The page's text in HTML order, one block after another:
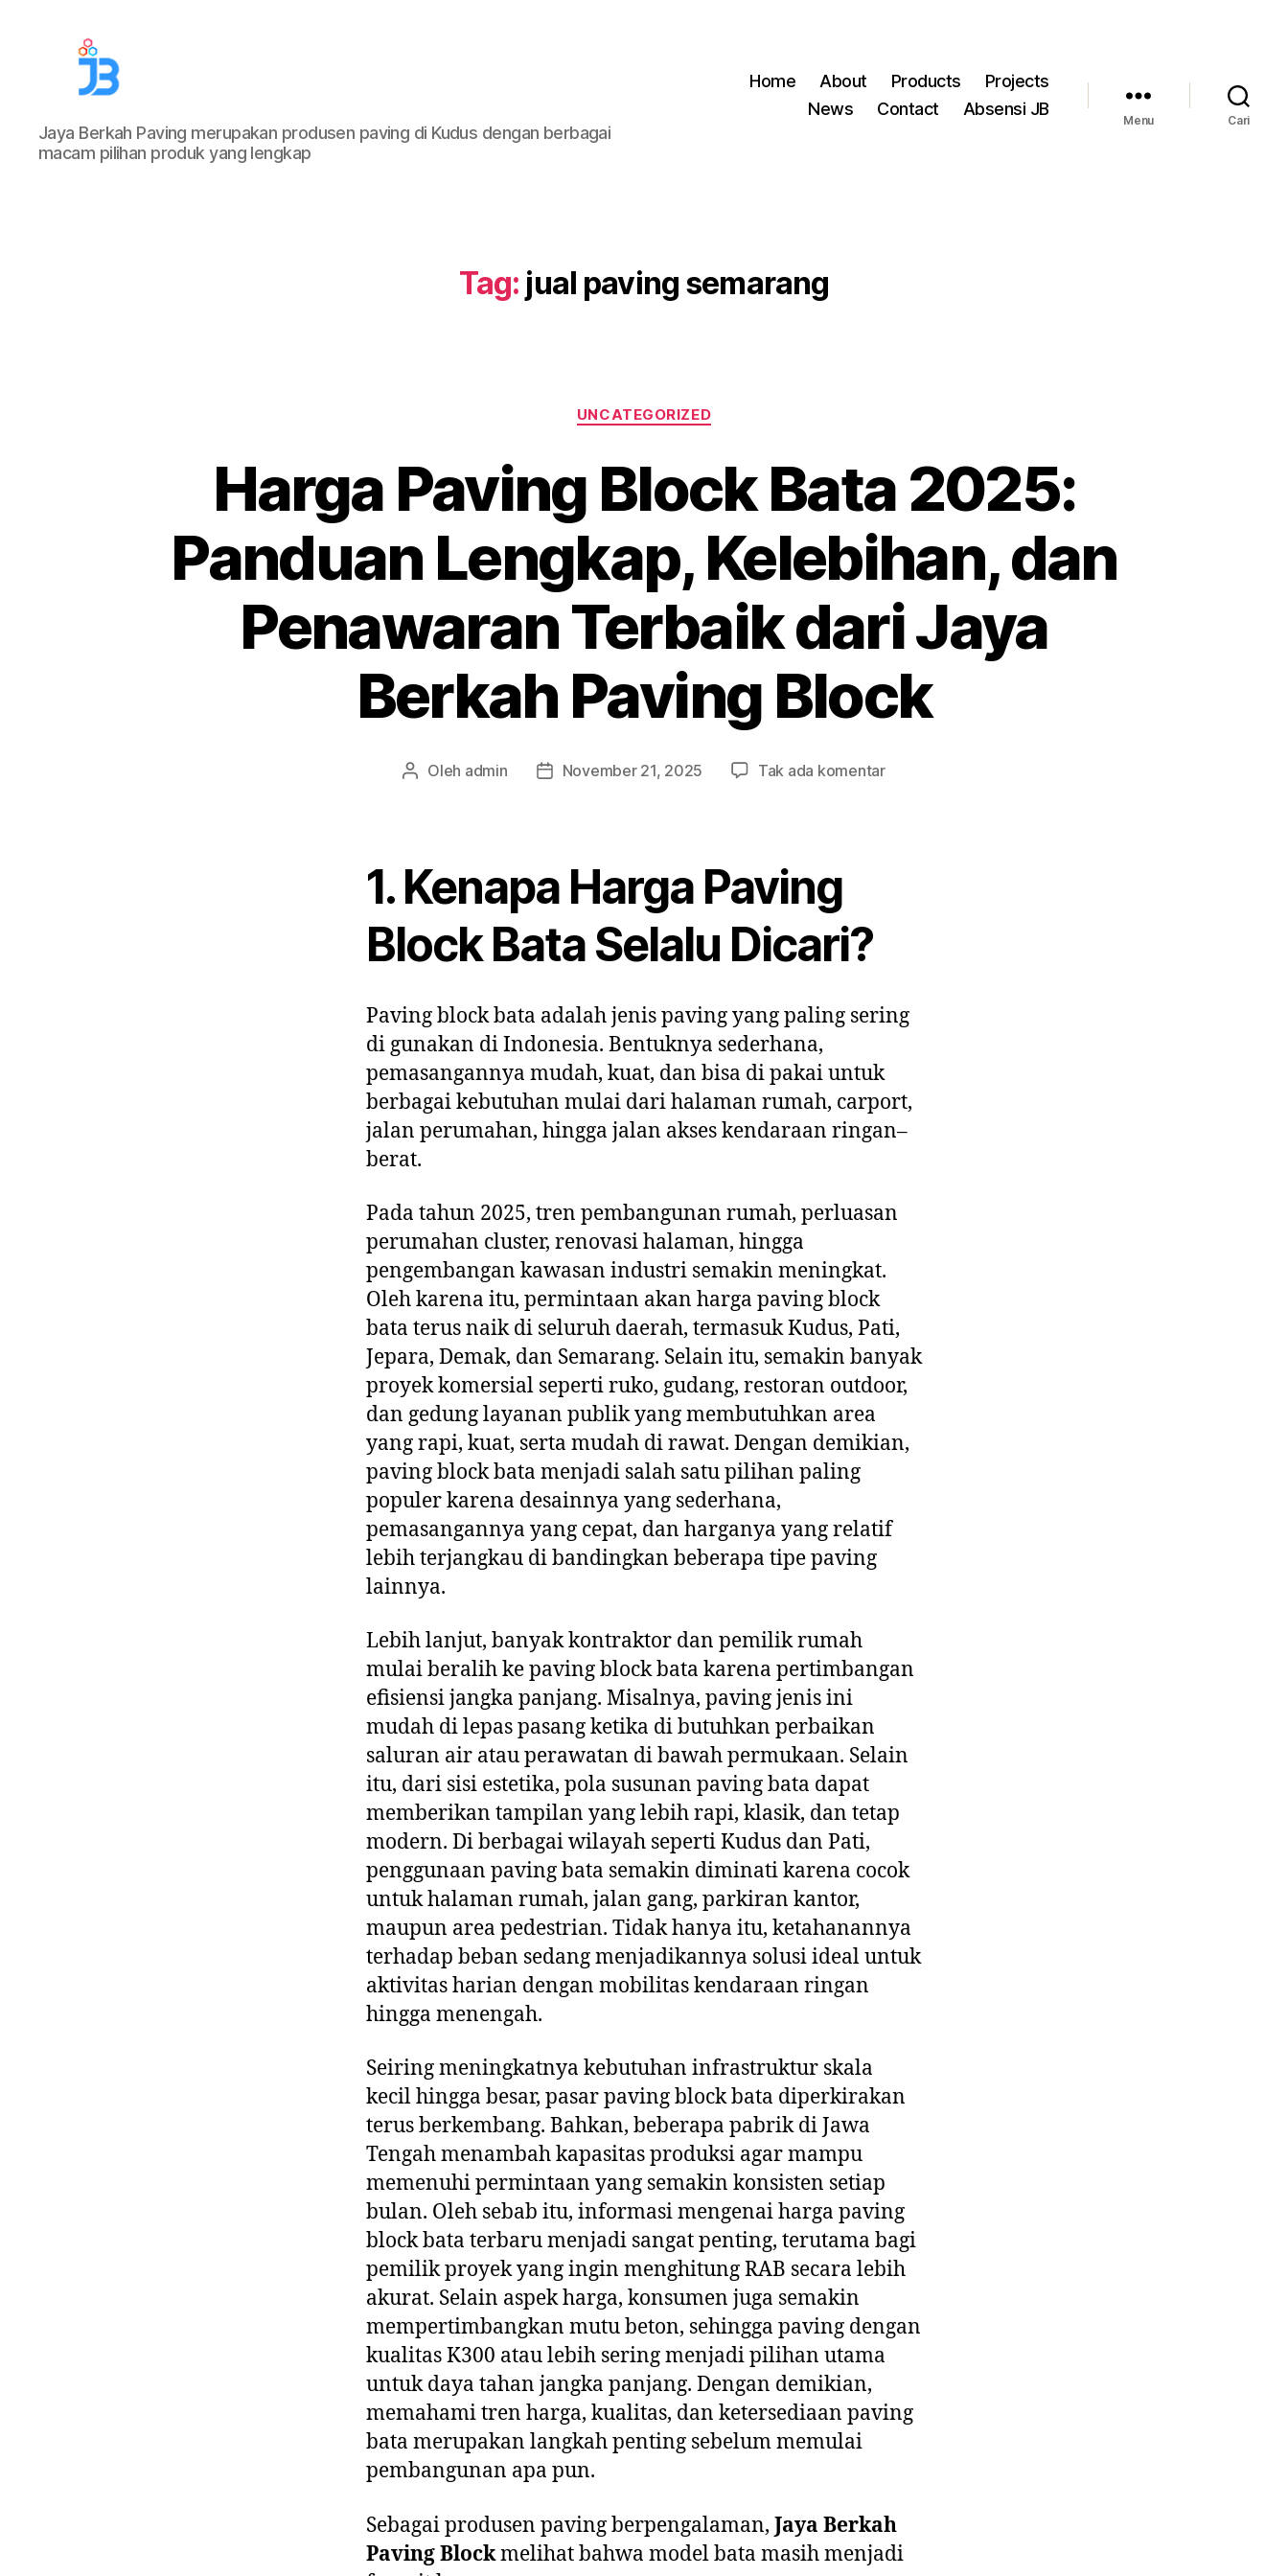
Jaya
Berkah
Paving
Jaya Berkah Paving merupakan produsen paving di Kudus dengan berbagai
macam pilihan produk yang lengkap
Home About Products
Projects
News
Contact Absensi JB
Menu Cari
Tag: jual paving semarang
Kategori
UNCATEGORIZED
Harga Paving Block Bata 2025:
Panduan Lengkap, Kelebihan, dan
Penawaran Terbaik dari Jaya
Berkah Paving Block
Penulis
Oleh admin
Tanggal
November 21, 2025 Tak ada komentarpada
Terbaik
Jaya
Berkah
Paving
Block
1. Kenapa Harga Paving
Block Bata Selalu Dicari?
Paving block bata adalah jenis paving yang paling sering
di gunakan di Indonesia. Bentuknya sederhana,
pemasangannya mudah, kuat, dan bisa di pakai untuk
berbagai kebutuhan mulai dari halaman rumah, carport,
jalan perumahan, hingga jalan akses kendaraan ringan–
berat.
Pada tahun 2025, tren pembangunan rumah, perluasan
perumahan cluster, renovasi halaman, hingga
pengembangan kawasan industri semakin meningkat.
Oleh karena itu, permintaan akan harga paving block
bata terus naik di seluruh daerah, termasuk Kudus, Pati,
Jepara, Demak, dan Semarang. Selain itu, semakin banyak
proyek komersial seperti ruko, gudang, restoran outdoor,
dan gedung layanan publik yang membutuhkan area
yang rapi, kuat, serta mudah di rawat. Dengan demikian,
paving block bata menjadi salah satu pilihan paling
populer karena desainnya yang sederhana,
pemasangannya yang cepat, dan harganya yang relatif
lebih terjangkau di bandingkan beberapa tipe paving
lainnya.
Lebih lanjut, banyak kontraktor dan pemilik rumah
mulai beralih ke paving block bata karena pertimbangan
efisiensi jangka panjang. Misalnya, paving jenis ini
mudah di lepas pasang ketika di butuhkan perbaikan
saluran air atau perawatan di bawah permukaan. Selain
itu, dari sisi estetika, pola susunan paving bata dapat
memberikan tampilan yang lebih rapi, klasik, dan tetap
modern. Di berbagai wilayah seperti Kudus dan Pati,
penggunaan paving bata semakin diminati karena cocok
untuk halaman rumah, jalan gang, parkiran kantor,
maupun area pedestrian. Tidak hanya itu, ketahanannya
terhadap beban sedang menjadikannya solusi ideal untuk
aktivitas harian dengan mobilitas kendaraan ringan
hingga menengah.
Seiring meningkatnya kebutuhan infrastruktur skala
kecil hingga besar, pasar paving block bata diperkirakan
terus berkembang. Bahkan, beberapa pabrik di Jawa
Tengah menambah kapasitas produksi agar mampu
memenuhi permintaan yang semakin konsisten setiap
bulan. Oleh sebab itu, informasi mengenai harga paving
block bata terbaru menjadi sangat penting, terutama bagi
pemilik proyek yang ingin menghitung RAB secara lebih
akurat. Selain aspek harga, konsumen juga semakin
mempertimbangkan mutu beton, sehingga paving dengan
kualitas K300 atau lebih sering menjadi pilihan utama
untuk daya tahan jangka panjang. Dengan demikian,
memahami tren harga, kualitas, dan ketersediaan paving
bata merupakan langkah penting sebelum memulai
pembangunan apa pun.
Sebagai produsen paving berpengalaman, Jaya Berkah
Paving Blockmelihat bahwa model bata masih menjadi